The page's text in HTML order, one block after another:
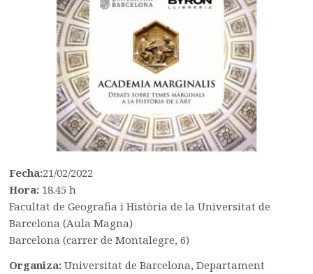
Fecha:21/02/2022
Hora: 18.45 h
Facultat de Geografia i Història de la Universitat de
Barcelona (Aula Magna)
Barcelona (carrer de Montalegre, 6)
Organiza:Universitat de Barcelona, Departament